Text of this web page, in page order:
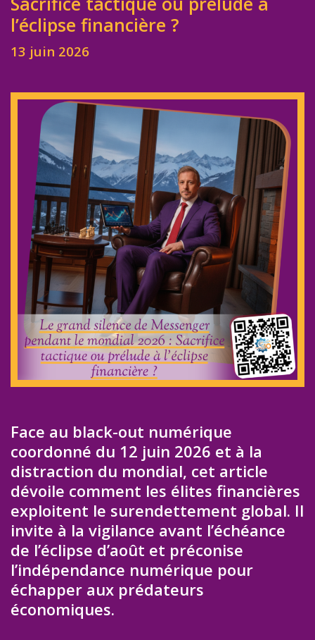
l’éclipse financière ?
13 juin 2026
Face au black-out numérique
coordonné du 12 juin 2026 et à la
distraction du mondial, cet article
dévoile comment les élites financières
exploitent le surendettement global. Il
invite à la vigilance avant l’échéance
de l’éclipse d’août et préconise
l’indépendance numérique pour
échapper aux prédateurs
économiques.